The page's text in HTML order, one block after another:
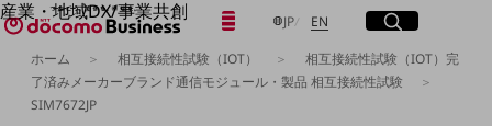
産業・地域DX/事業共創
OPEN HUB for Plural Futures
自律・分散・協調型社会の実現を目指し、
「社会可能性」を探究・実装する事業共創エコシステムです。
OPEN HUB for Plural Futuresとは
JP日本語
ENEnglishサイト内検索
開く
メニュー
開く
フリーワードを入力して探す
ホーム 相互接続性試験（IOT）
相互接続性試験（IOT）完
了済みメーカーブランド通信モジュール・製品 相互接続性試験
SIM7672JP